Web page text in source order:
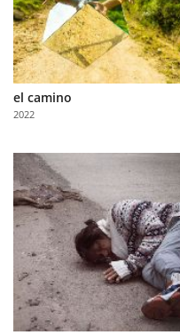
el camino
2022